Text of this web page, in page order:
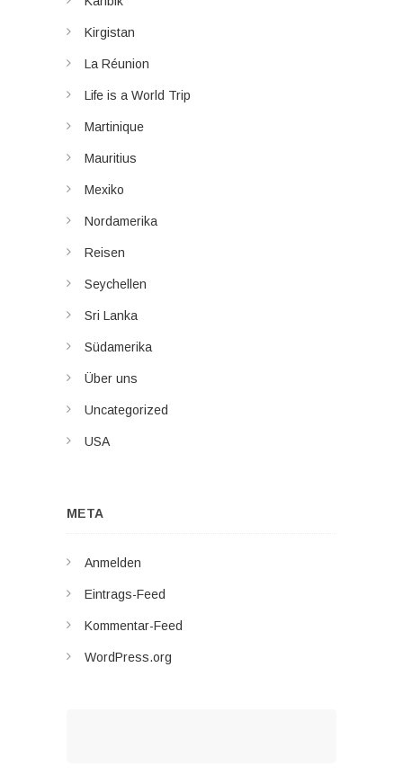
Kirgistan
La Réunion
Life is a World Trip
Martinique
Mauritius
Mexiko
Nordamerika
Reisen
Seychellen
Sri Lanka
Südamerika
Über uns
Uncategorized
USA
META
Anmelden
Eintrags-Feed
Kommentar-Feed
WordPress.org